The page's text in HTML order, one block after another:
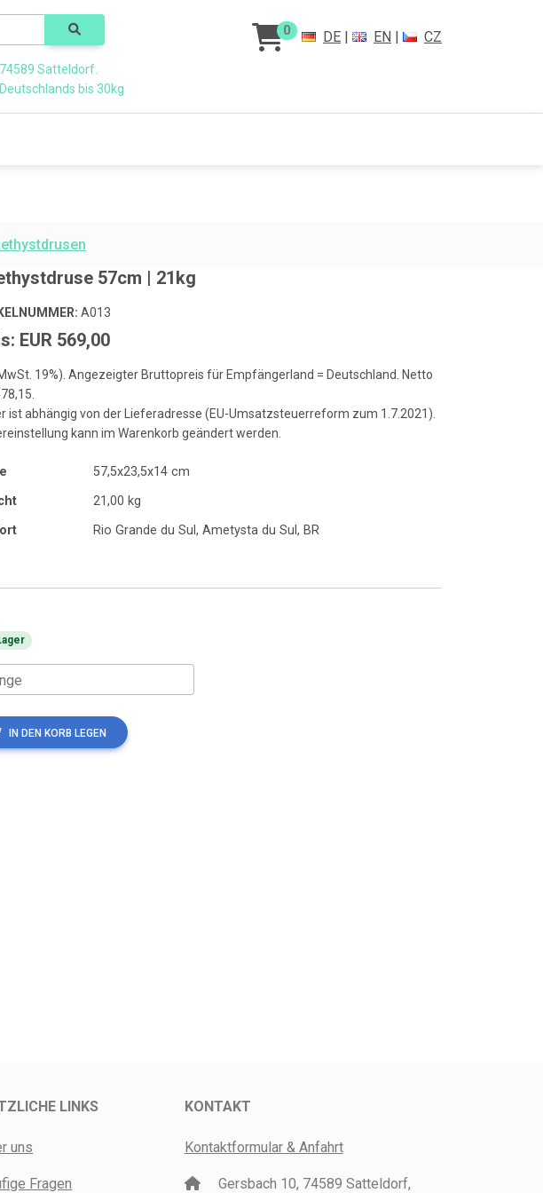
0 DE | EN | CZ
Satteldorf.
bis 30kg
57cm | 21kg
A013
EUR 569,00
19%). Angezeigter Bruttopreis für Empfängerland = Deutschland. Netto
ist abhängig von der Lieferadresse (EU-Umsatzsteuerreform zum 1.7.2021).
kann im Warenkorb geändert werden.
57,5x23,5x14 cm
21,00 kg
Rio Grande du Sul, Ametysta du Sul, BR
IN DEN KORB LEGEN
LINKS
uns
Fragen
KONTAKT
Kontaktformular & Anfahrt
Gersbach 10, 74589 Satteldorf,